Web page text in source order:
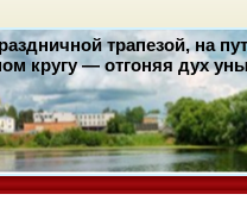
трапезой, на
кругу — отгоняя дух